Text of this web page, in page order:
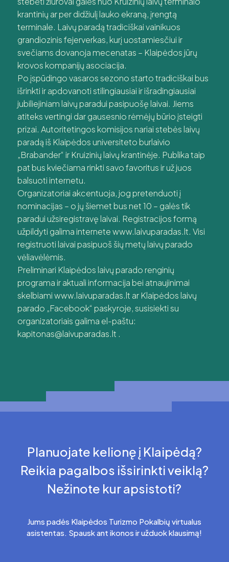
krantinių ar per didžiulį lauko ekraną, įrengtą
terminale. Laivų paradą tradiciškai vainikuos
grandiozinis fejerverkas, kurį uostamiesčiui ir
svečiams dovanoja mecenatas – Klaipėdos jūrų
krovos kompanijų asociacija.
Po įspūdingo vasaros sezono starto tradiciškai bus
išrinkti ir apdovanoti stilingiausiai ir išradingiausiai
jubiliejiniam laivų paradui pasipuošę laivai. Jiems
atiteks vertingi dar gausesnio rėmėjų būrio įsteigti
prizai. Autoritetingos komisijos nariai stebės laivų
paradą iš Klaipėdos universiteto burlaivio
„Brabander“ ir Kruizinių laivų krantinėje. Publika taip
pat bus kviečiama rinkti savo favoritus ir už juos
balsuoti internetu.
Organizatoriai akcentuoja, jog pretenduoti į
nominacijas – o jų šiemet bus net 10 – galės tik
paradui užsiregistravę laivai. Registracijos formą
užpildyti galima internete www.laivuparadas.lt. Visi
registruoti laivai pasipuoš šių metų laivų parado
vėliavėlėmis.
Preliminari Klaipėdos laivų parado renginių
programa ir aktuali informacija bei atnaujinimai
skelbiami www.laivuparadas.lt ar Klaipėdos laivų
parado „Facebook“ paskyroje, susisiekti su
organizatoriais galima el-paštu:
kapitonas@laivuparadas.lt .
Planuojate kelionę į Klaipėdą?
Reikia pagalbos išsirinkti veiklą?
Nežinote kur apsistoti?
Jums padės Klaipėdos Turizmo Pokalbių virtualus
asistentas. Spausk ant ikonos ir užduok klausimą!